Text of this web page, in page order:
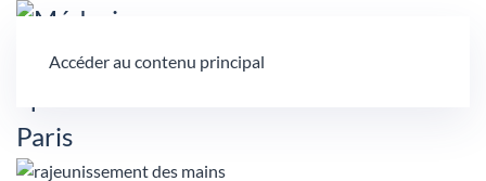
Accéder au contenu principal